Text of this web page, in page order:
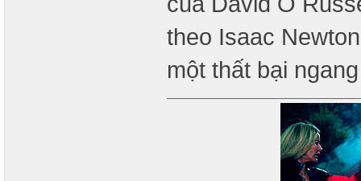
theo Isaac
một thất bại